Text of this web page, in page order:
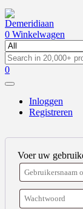
0 Winkelwagen
0
Inloggen
Registreren
Voer uw